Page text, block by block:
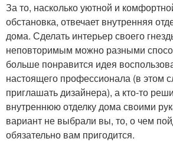
За то, насколько уютной и
обстановка, отвечает внутренняя
дома. Сделать интерьер своего
неповторимым можно разными
больше понравится идея
настоящего профессионала (в этом
приглашать дизайнера), а кто-то
внутреннюю отделку дома своими
вариант не выбрали вы, то, о чем
обязательно вам пригодится.